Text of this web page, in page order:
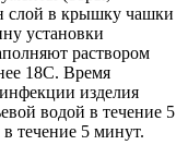
слой в крышку чашки
установки
раствором
18С. Время
изделия
водой в течение 5
течение 5 минут.